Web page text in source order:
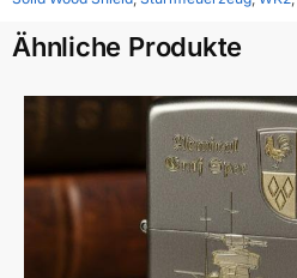
Ähnliche Produkte